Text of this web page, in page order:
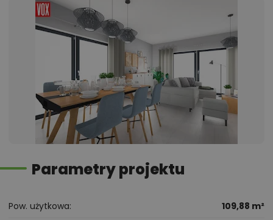
Parametry projektu
Pow. użytkowa
109,88 m²